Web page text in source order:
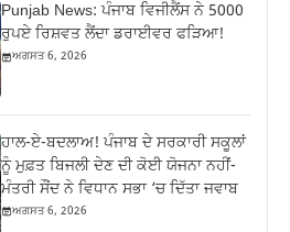
Punjab News: ਪੰਜਾਬ ਵਿਜੀਲੈਂਸ ਨੇ 5000
ਰੁਪਏ ਰਿਸ਼ਵਤ ਲੈਂਦਾ ਡਰਾਈਵਰ ਫੜਿਆ!
ਅਗਸਤ 6, 2026
ਹਾਲ-ਏ-ਬਦਲਾਅ! ਪੰਜਾਬ ਦੇ ਸਰਕਾਰੀ ਸਕੂਲਾਂ
ਨੂੰ ਮੁਫ਼ਤ ਬਿਜਲੀ ਦੇਣ ਦੀ ਕੋਈ ਯੋਜਨਾ ਨਹੀਂ-
ਮੰਤਰੀ ਸੌਂਦ ਨੇ ਵਿਧਾਨ ਸਭਾ ‘ਚ ਦਿੱਤਾ ਜਵਾਬ
ਅਗਸਤ 6, 2026